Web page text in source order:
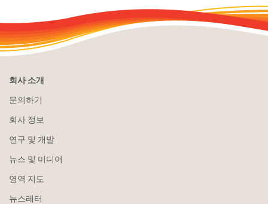
회사 소개
문의하기
회사 정보
연구 및 개발
뉴스 및 미디어
영역 지도
뉴스레터